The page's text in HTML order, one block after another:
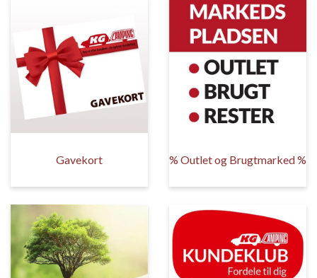
Gavekort % Outlet og Brugtmarked %